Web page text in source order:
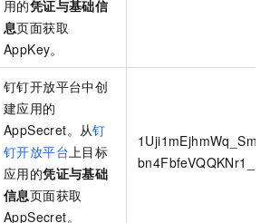
用的凭证与基础信
息页面获取
AppKey。
钉钉开放平台中创
建应用的
AppSecret。从钉
钉开放平台 上目标
应用的凭证与基础
信息页面获取
AppSecret。